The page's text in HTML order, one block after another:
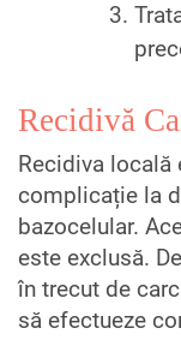
Recidivă
Recidiva locală
complicație la
bazocelular.
este exclusă.
în trecut de
să efectueze